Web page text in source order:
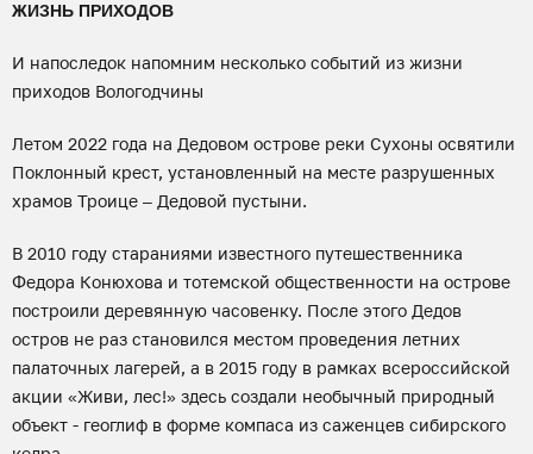
ЖИЗНЬ ПРИХОДОВ
И напоследок напомним несколько событий из жизни
приходов Вологодчины
Летом 2022 года на Дедовом острове реки Сухоны освятили
Поклонный крест, установленный на месте разрушенных
храмов Троице – Дедовой пустыни.
В 2010 году стараниями известного путешественника
Федора Конюхова и тотемской общественности на острове
построили деревянную часовенку. После этого Дедов
остров не раз становился местом проведения летних
палаточных лагерей, а в 2015 году в рамках всероссийской
акции «Живи, лес!» здесь создали необычный природный
объект - геоглиф в форме компаса из саженцев сибирского